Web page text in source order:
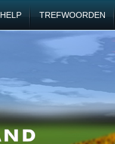
HELP TREFWOORDEN